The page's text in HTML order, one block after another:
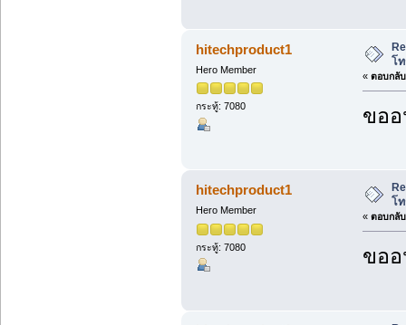
hitechproduct1
Hero Member
กระทู้: 7080
โท
« ตอบกลั
ขอ
hitechproduct1
Hero Member
กระทู้: 7080
โท
« ตอบกลั
ขอ